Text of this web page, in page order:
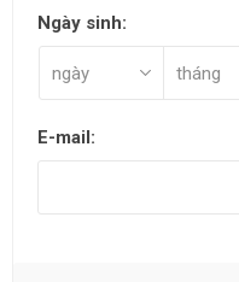
Ngày sinh:
E-mail: